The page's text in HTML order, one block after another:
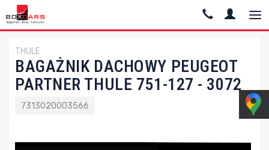
THULE
BAGAŻNIK DACHOWY PEUGEOT
PARTNER THULE 751-127 - 3072
7313020003566